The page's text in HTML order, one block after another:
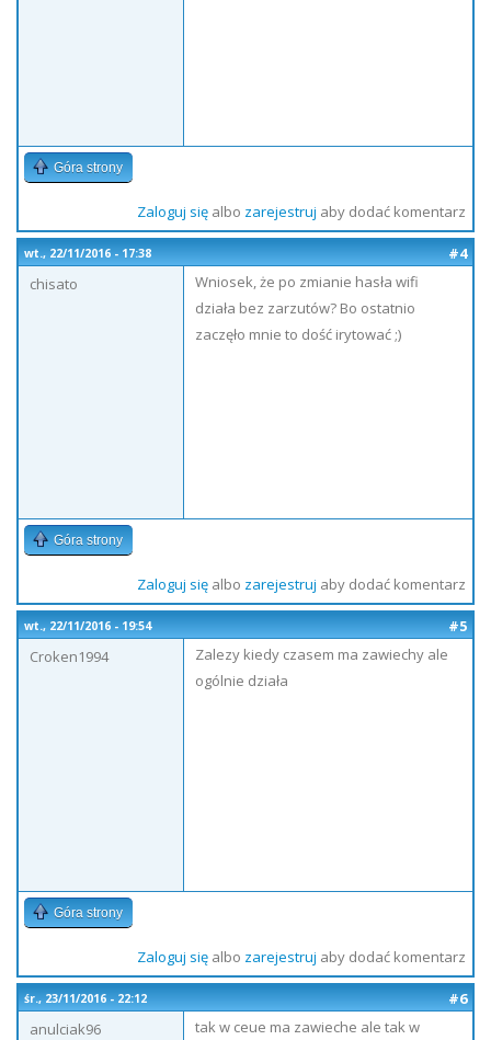
Góra strony
Zaloguj sięalbo zarejestruj aby dodać komentarz
wt., 22/11/2016 - 17:38
#4
chisato
Wniosek, że po zmianie hasła wifi
działa bez zarzutów? Bo ostatnio
zaczęło mnie to dość irytować ;)
Góra strony
Zaloguj sięalbo zarejestruj aby dodać komentarz
wt., 22/11/2016 - 19:54
#5
Croken1994
Zalezy kiedy czasem ma zawiechy ale
ogólnie działa
Góra strony
Zaloguj sięalbo zarejestruj aby dodać komentarz
śr., 23/11/2016 - 22:12
#6
anulciak96
tak w ceue ma zawieche ale tak w